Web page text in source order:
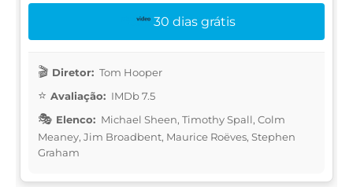
30 dias grátis
Diretor: Tom Hooper
Avaliação: IMDb 7.5
Elenco: Michael Sheen, Timothy Spall, Colm
Meaney, Jim Broadbent, Maurice Roëves, Stephen
Graham